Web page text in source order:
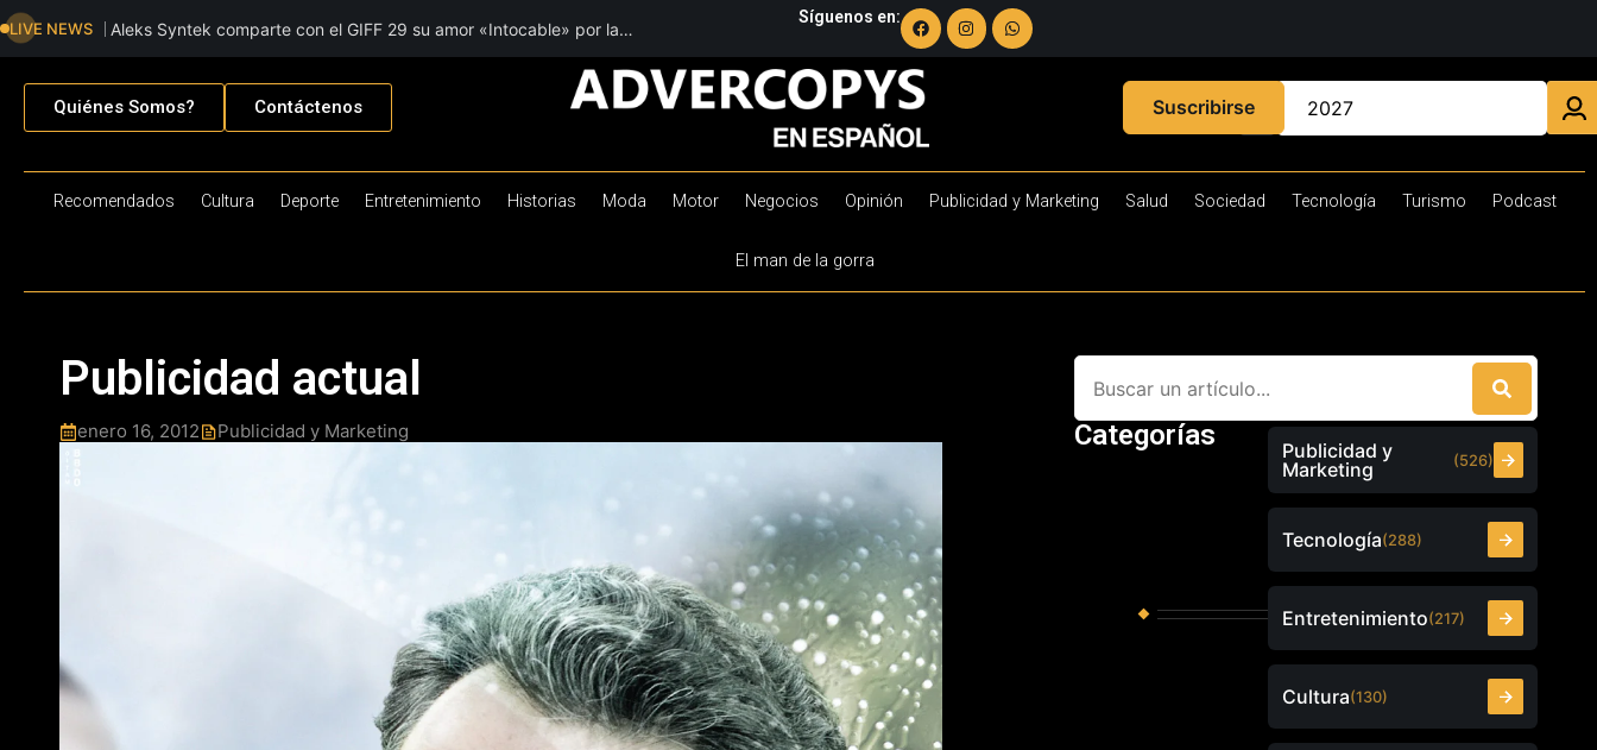
LIVE NEWS
Aleks Syntek comparte con el GIFF 29 su amor «Intocable» por la
creación musica
Síguenos en:
Quiénes Somos? Contáctenos Suscribirse
Recomendados Cultura Deporte Entretenimiento Historias Moda Motor Negocios Opinión Publicidad y Marketing Salud Sociedad Tecnología Turismo Podcast
El man de la gorra
Publicidad actual
enero 16, 2012 Publicidad y Marketing Categorías
Publicidad y
Marketing
(526)
Tecnología(288)
Entretenimiento(217)
Cultura(130)